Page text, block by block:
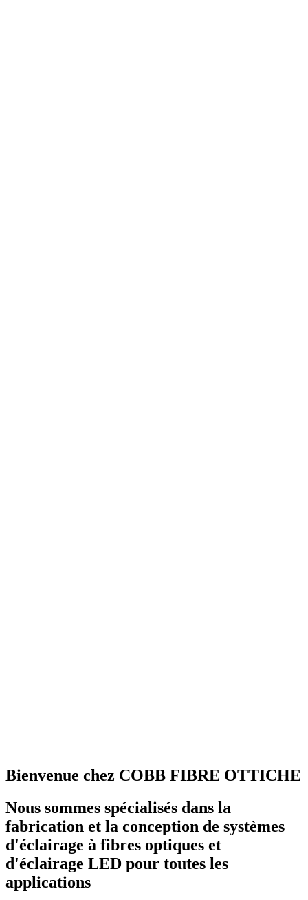
Bienvenue chez COBB FIBRE OTTICHE
Nous sommes spécialisés dans la
fabrication et la conception de systèmes
d'éclairage à fibres optiques et
d'éclairage LED pour toutes les
applications